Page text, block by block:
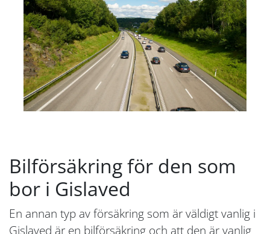
Bilförsäkring för den som
bor i Gislaved
En annan typ av försäkring som är väldigt vanlig i
Gislaved är en bilförsäkring och att den är vanlig